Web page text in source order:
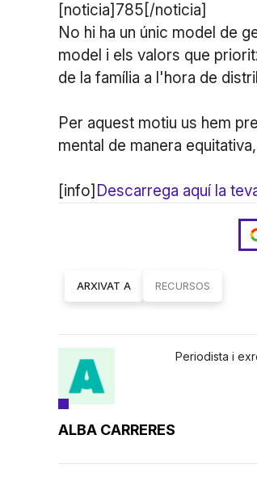
[noticia]785[/noticia]
No hi ha un únic model de
model i els valors que
de la família a l'hora de
Per aquest motiu us hem
mental de manera
[info] Descarrega aquí la
ARXIVAT A RECURSOS
ALBA CARRERES
Periodista i